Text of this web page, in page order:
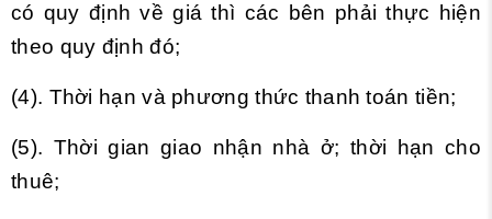
có quy định về giá thì các bên phải thực hiện
theo quy định đó;
(4). Thời hạn và phương thức thanh toán tiền;
(5). Thời gian giao nhận nhà ở; thời hạn cho
thuê;